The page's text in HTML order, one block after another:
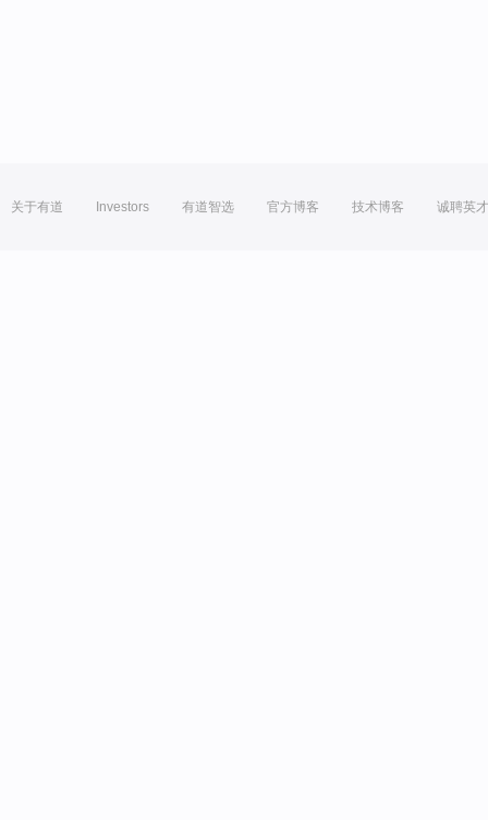
关于有道 Investors 有道智选 官方博客 技术博客 诚聘英才